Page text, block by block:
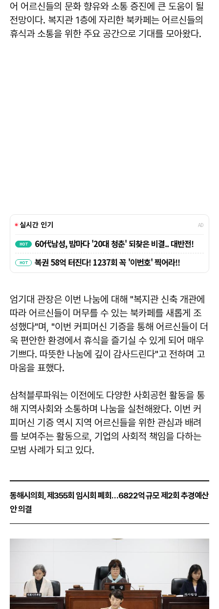
어 어르신들의 문화 향유와 소통 증진에 큰 도움이 될
전망이다. 복지관 1층에 자리한 북카페는 어르신들의
휴식과 소통을 위한 주요 공간으로 기대를 모아왔다.
엄기대 관장은 이번 나눔에 대해 "복지관 신축 개관에
따라 어르신들이 머무를 수 있는 북카페를 새롭게 조
성했다"며, "이번 커피머신 기증을 통해 어르신들이 더
욱 편안한 환경에서 휴식을 즐기실 수 있게 되어 매우
기쁘다. 따뜻한 나눔에 깊이 감사드린다"고 전하며 고
마움을 표했다.
삼척블루파워는 이전에도 다양한 사회공헌 활동을 통
해 지역사회와 소통하며 나눔을 실천해왔다. 이번 커
피머신 기증 역시 지역 어르신들을 위한 관심과 배려
를 보여주는 활동으로, 기업의 사회적 책임을 다하는
모범 사례가 되고 있다.
동해시의회, 제355회 임시회 폐회…6822억 규모 제2회 추경예산
안 의결